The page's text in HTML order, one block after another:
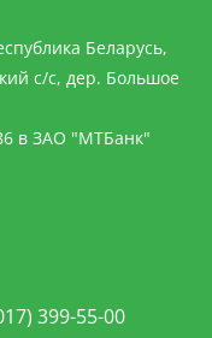
Беларусь,
с/с, дер. Большое
в ЗАО "МТБанк"
399-55-00